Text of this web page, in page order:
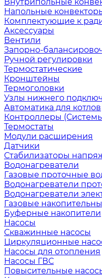
Напольные
Комплектующие к
Аксессуары
Вентили
Запорно-
Ручной регулировки
Термостатические
Кронштейны
Термоголовки
Узлы нижнего
Автоматика для котлов
Контроллеры
Термостаты
Модули расширения
Датчики
Стабилизаторы
Водонагреватели
Газовые проточные
Водонагреватели
Водонагреватели
Газовые
Буферные накопители
Насосы
Скважинные насосы
Циркуляционные
Насосы для отопления
Насосы ГВС
Повысительные